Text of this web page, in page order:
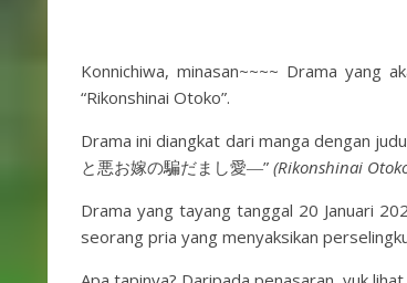
Konnichiwa, minasan~~~~ Drama yang
“Rikonshinai Otoko”.
Drama ini diangkat dari manga dengan
と悪お嫁の騙だまし愛―” (Rikonshinai
Drama yang tayang tanggal 20 Januari
seorang pria yang menyaksikan